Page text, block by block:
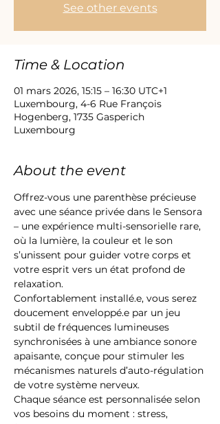
See other events
Time & Location
01 mars 2026, 15:15 – 16:30 UTC+1
Luxembourg, 4-6 Rue François
Hogenberg, 1735 Gasperich
Luxembourg
About the event
Offrez-vous une parenthèse précieuse
avec une séance privée dans le Sensora
– une expérience multi-sensorielle rare,
où la lumière, la couleur et le son
s’unissent pour guider votre corps et
votre esprit vers un état profond de
relaxation.
Confortablement installé.e, vous serez
doucement enveloppé.e par un jeu
subtil de fréquences lumineuses
synchronisées à une ambiance sonore
apaisante, conçue pour stimuler les
mécanismes naturels d’auto-régulation
de votre système nerveux.
Chaque séance est personnalisée selon
vos besoins du moment : stress,